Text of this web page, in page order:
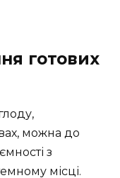
готових
можна до
з
місці.